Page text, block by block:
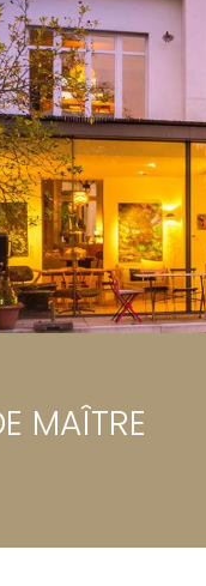
Terrain
MAÎTRE